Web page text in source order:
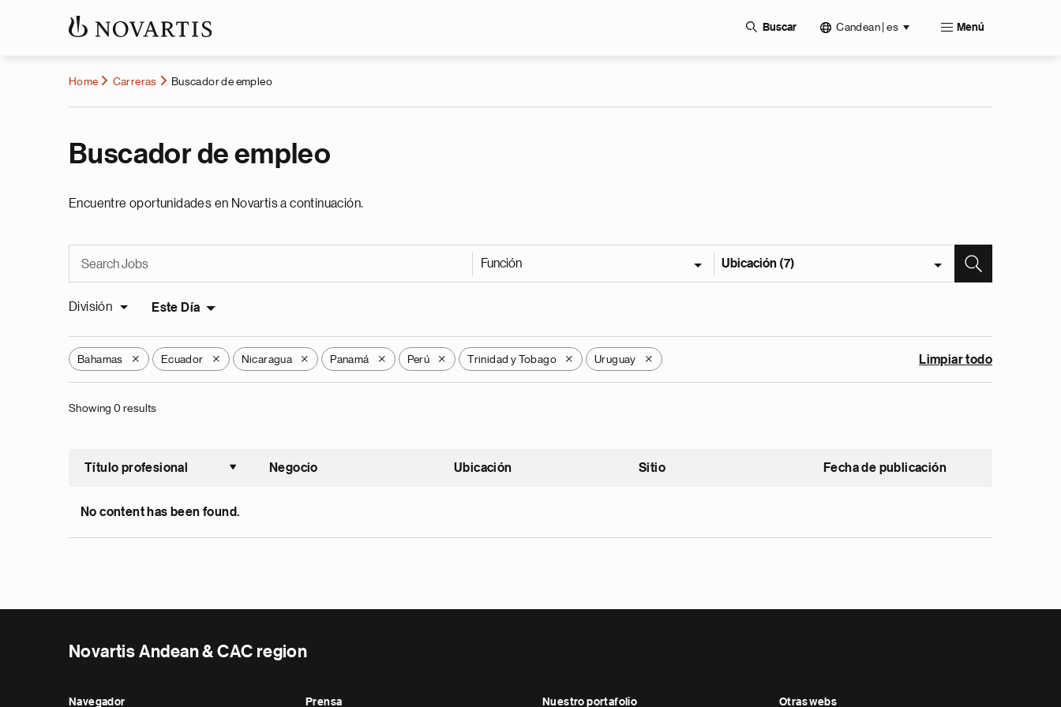
Buscar Candean | es Menú
Home Carreras Buscador de empleo
Buscador de empleo
Encuentre oportunidades en Novartis a continuación.
Función Ubicación (7)
División Este Día
Bahamas X Ecuador X Nicaragua X Panamá X Perú X Trinidad y Tobago X Uruguay X Limpiar todo
Showing 0 results
Título profesional
Ordenar ascendente
Negocio Ubicación Sitio Fecha de publicación
No content has been found.
Novartis Andean & CAC region
Navegador Prensa Nuestro portafolio Otras webs